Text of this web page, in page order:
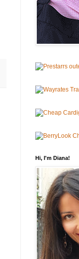
Hi, I'm Diana!